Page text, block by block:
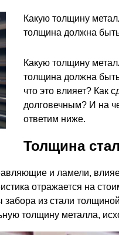
столбами
сам"
Какую толщину
толщина должна
Какую толщину
толщина должна
что это влияет? Как
долговечным? И на
ответим ниже.
Толщина
и ламели,
отражается на
из стали
толщину металла,